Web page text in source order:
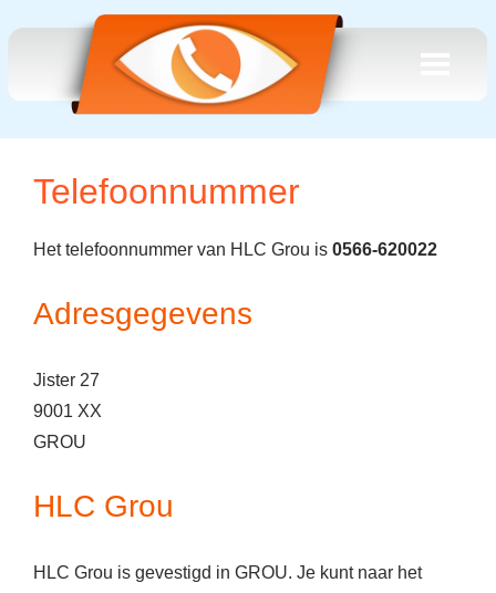
Telefoonnummer
Het telefoonnummer van HLC Grou is 0566-620022
Adresgegevens
Jister 27
9001 XX
GROU
HLC Grou
HLC Grou is gevestigd in GROU. Je kunt naar het